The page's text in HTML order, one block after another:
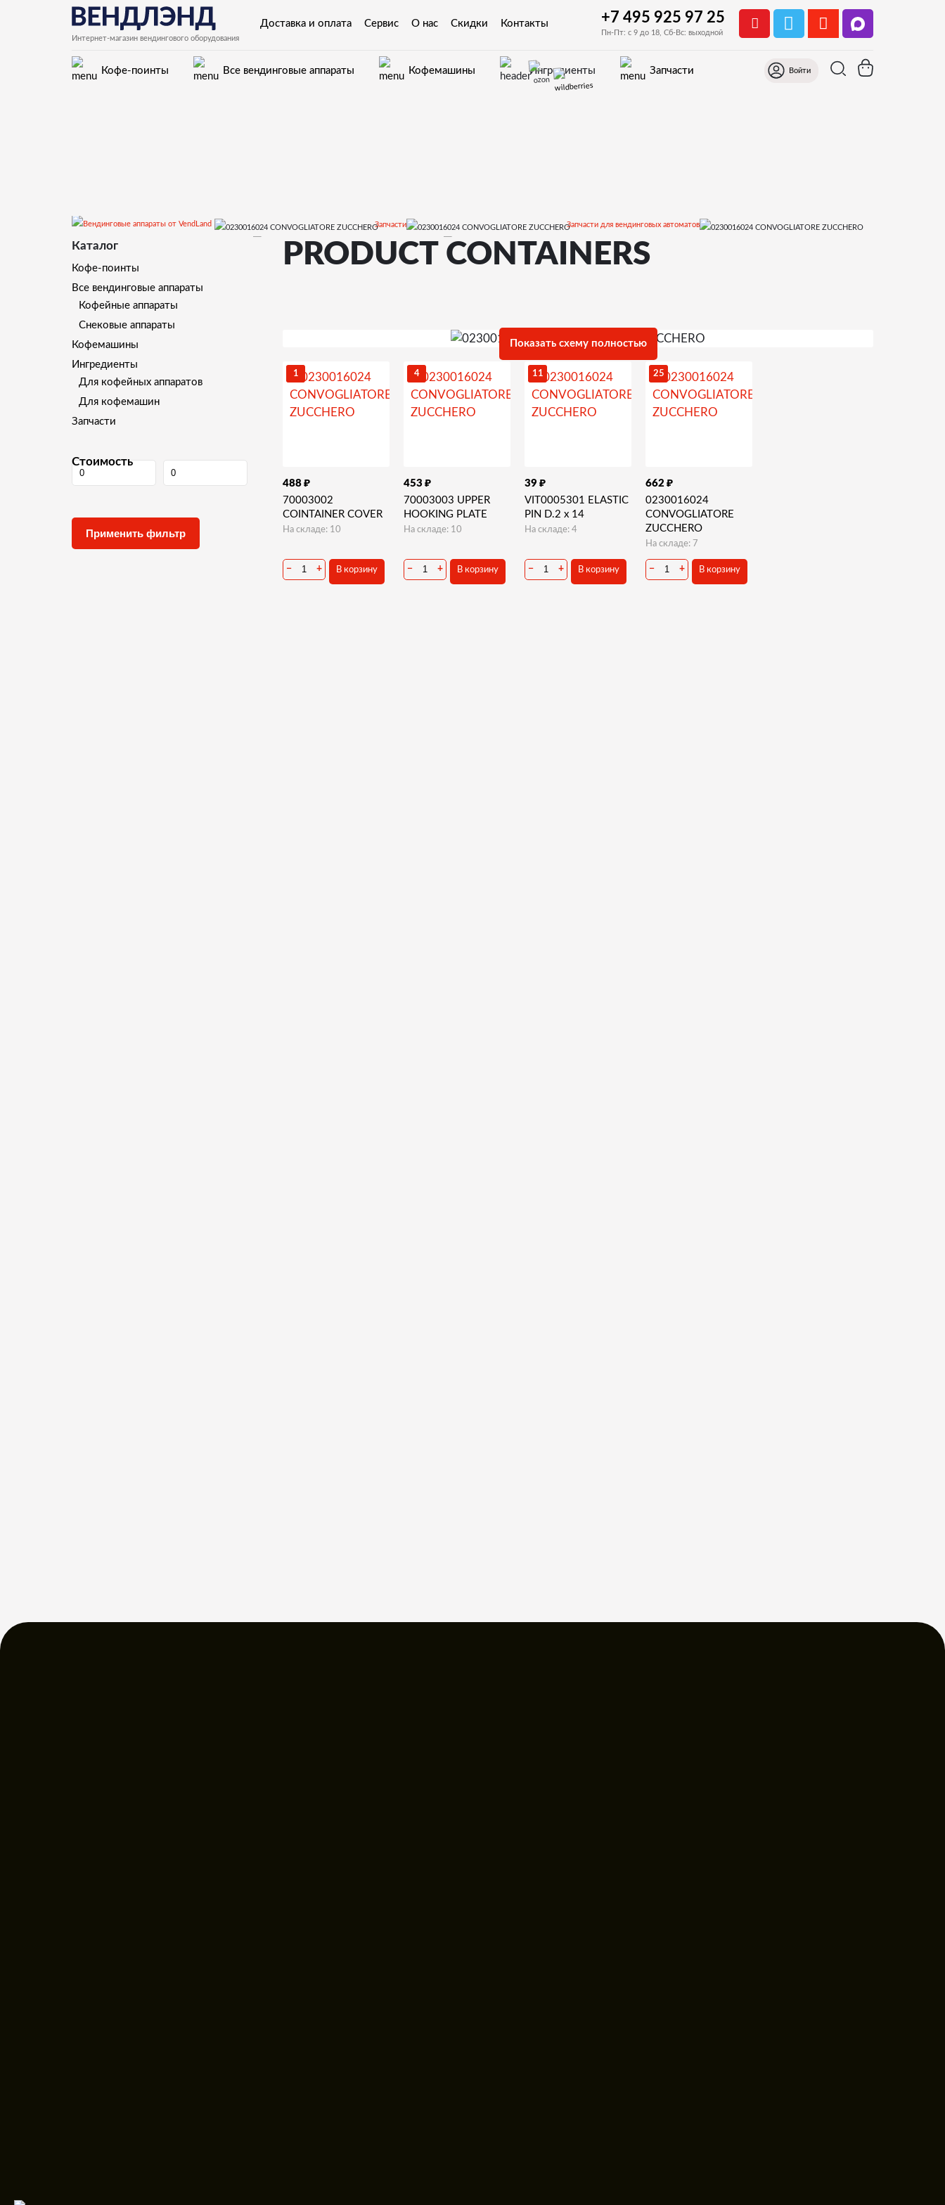
Интернет-магазин вендингового оборудования
Доставка и оплата Сервис О нас Скидки Контакты +7 495 925 97 25
Пн-Пт: с 9 до 18, Сб-Вс: выходной
Кофе-поинты Все вендинговые аппараты Кофемашины Ингредиенты Запчасти Войти
Запчасти Запчасти для вендинговых автоматов
Запчасти для вендинговых автоматов Rhea Vendors EUROPA Запчасти и деталировки для Rhea Vendors EUROPA
PRODUCT CONTAINERS
Каталог
Кофе-поинты
Все вендинговые аппараты
Кофейные аппараты
Снековые аппараты
Кофемашины
Ингредиенты
Для кофейных аппаратов
Для кофемашин
Запчасти
Стоимость
PRODUCT CONTAINERS
Показать схему полностью
1
488 ₽
70003002
COINTAINER COVER
На складе: 10
− + В корзину
4
453 ₽
70003003 UPPER
HOOKING PLATE
На складе: 10
− + В корзину
11
39 ₽
VIT0005301 ELASTIC
PIN D.2 x 14
На складе: 4
− + В корзину
25
662 ₽
0230016024
CONVOGLIATORE
ZUCCHERO
На складе: 7
− + В корзину